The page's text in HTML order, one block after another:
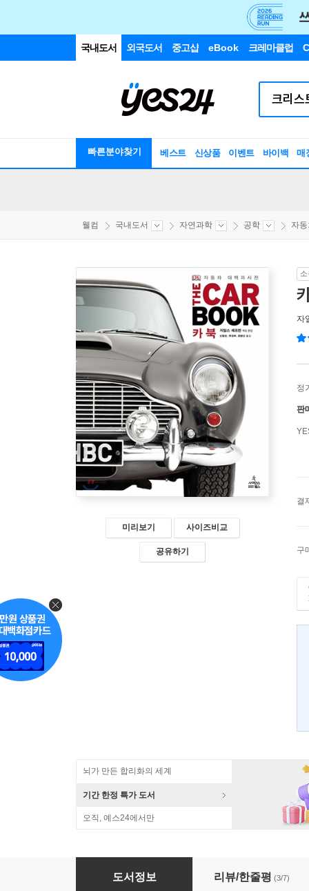
국내도서 외국도서 중고샵 eBook 크레마클럽
빠른분야찾기 베스트 신상품 이벤트 바이백 매
웰컴 국내도서 자연과학 공학 자
미리보기 사이즈비교
공유하기
자
정
판
결
구
뇌가 만든 합리화의 세계
기간 한정 특가 도서
오직, 예스24에서만
카 북 Car Book
도서정보 리뷰/한줄평 (3/7)